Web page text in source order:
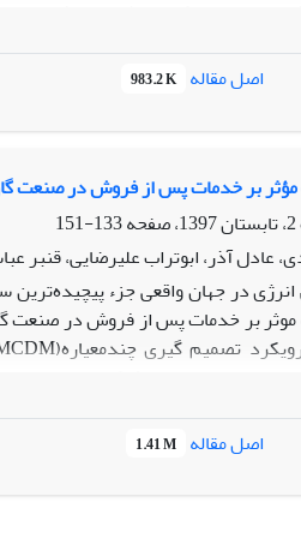
شده است. از ترکیب روش دلفی فازی و
تعیین روابط بین متغیرها و نوع
روی شاخص های قابلیت اطمینان،
در حوزه خدمات و در صنعت گاز
اصل مقاله 983.2 K
مؤثر بر خدمات پس از فروش در صنعت گاز
133-151
عادل آذر، ابوتراب علیرضایی، قنبر
در جهان واقعی جزء
از خدمت را در این صنعت بیان می
بهبود، واکنش پذیری،
اصل مقاله 1.41 M